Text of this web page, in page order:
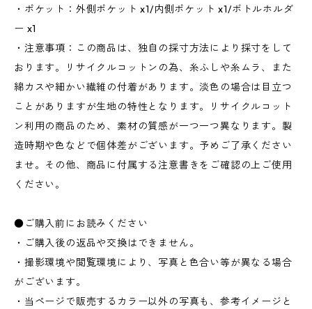
・ポケット：外側ポケット x1/内側ポケット x1/ボトルホルダ
ー x1
・注意事項：この商品は、独自の採寸方法により採寸をして
おります。リサイクルコットンの為、糸ふしや糸ムラ、また
綿カスや細かい繊維の付着があります。淡色の場合は目立つ
ことがありますが生地の特性となります。リサイクルコット
ン利用の商品のため、素材の質感が一つ一つ異なります。製
造時期や色などで個体差がございます。予めご了承ください
ませ。その他、商品に付属する注意書きをご確認の上ご使用
ください。
●ご購入前にお読みください
・ご購入後の返品や交換はできません。
・撮影環境や閲覧環境により、写真と色合い等が異なる場合
がございます。
・当ページで販売するカラー以外の写真も、参考イメージと